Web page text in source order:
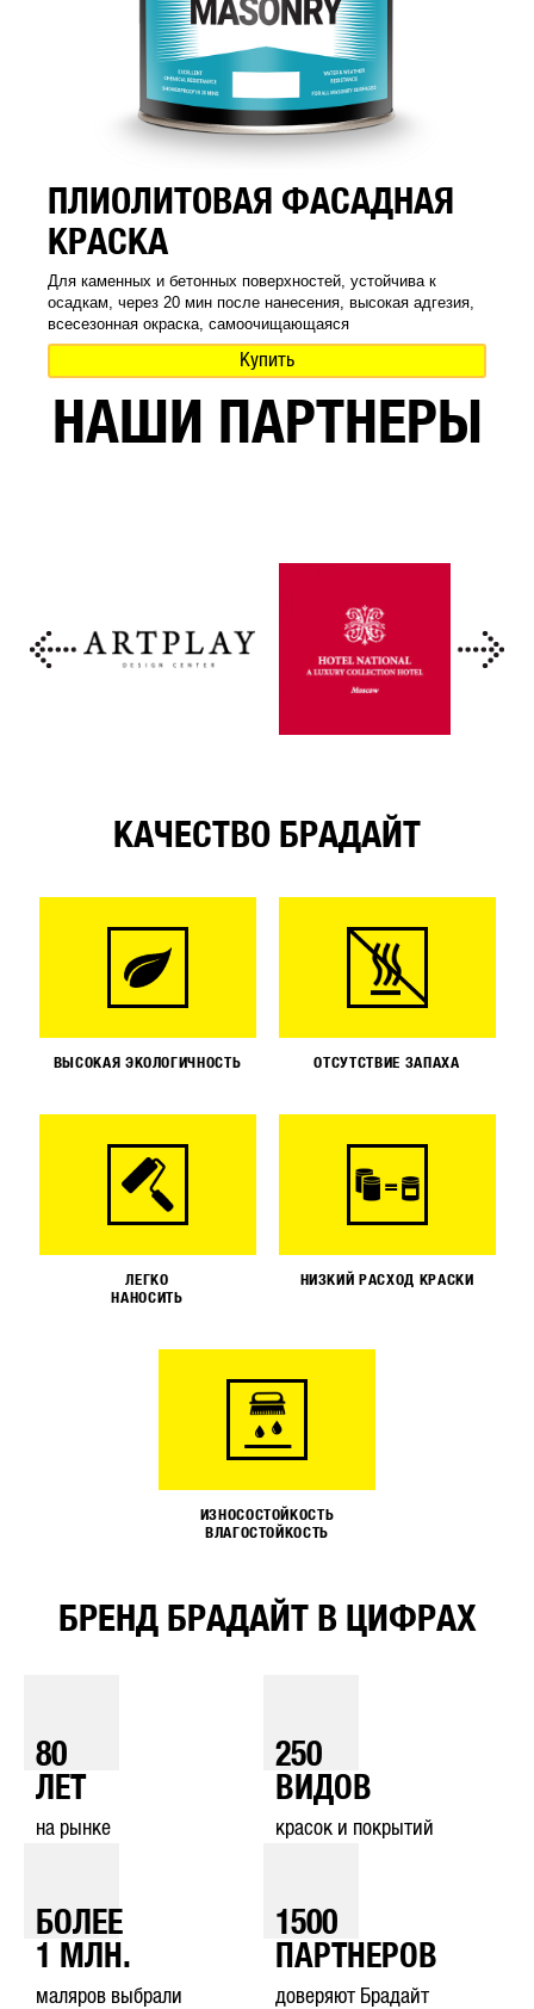
ПЛИОЛИТОВАЯ ФАСАДНАЯ
КРАСКА
Для каменных и бетонных поверхностей, устойчива к
осадкам, через 20 мин после нанесения, высокая адгезия,
всесезонная окраска, самоочищающаяся
Купить
НАШИ ПАРТНЕРЫ
КАЧЕСТВО БРАДАЙТ
ВЫСОКАЯ ЭКОЛОГИЧНОСТЬ ОТСУТСТВИЕ ЗАПАХА
ЛЕГКО
НАНОСИТЬ
НИЗКИЙ РАСХОД КРАСКИ
ИЗНОСОСТОЙКОСТЬ
ВЛАГОСТОЙКОСТЬ
БРЕНД БРАДАЙТ В ЦИФРАХ
80
ЛЕТ
на рынке
250
ВИДОВ
красок и покрытий
БОЛЕЕ
1
МЛН.
маляров выбрали
1500
ПАРТНЕРОВ
доверяют Брадайт